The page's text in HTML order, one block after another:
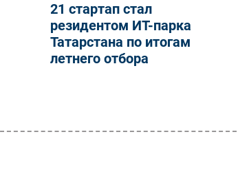
21 стартап стал
резидентом ИТ-парка
Татарстана по итогам
летнего отбора